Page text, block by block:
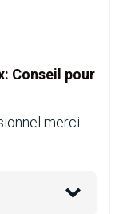
Conseil pour
merci